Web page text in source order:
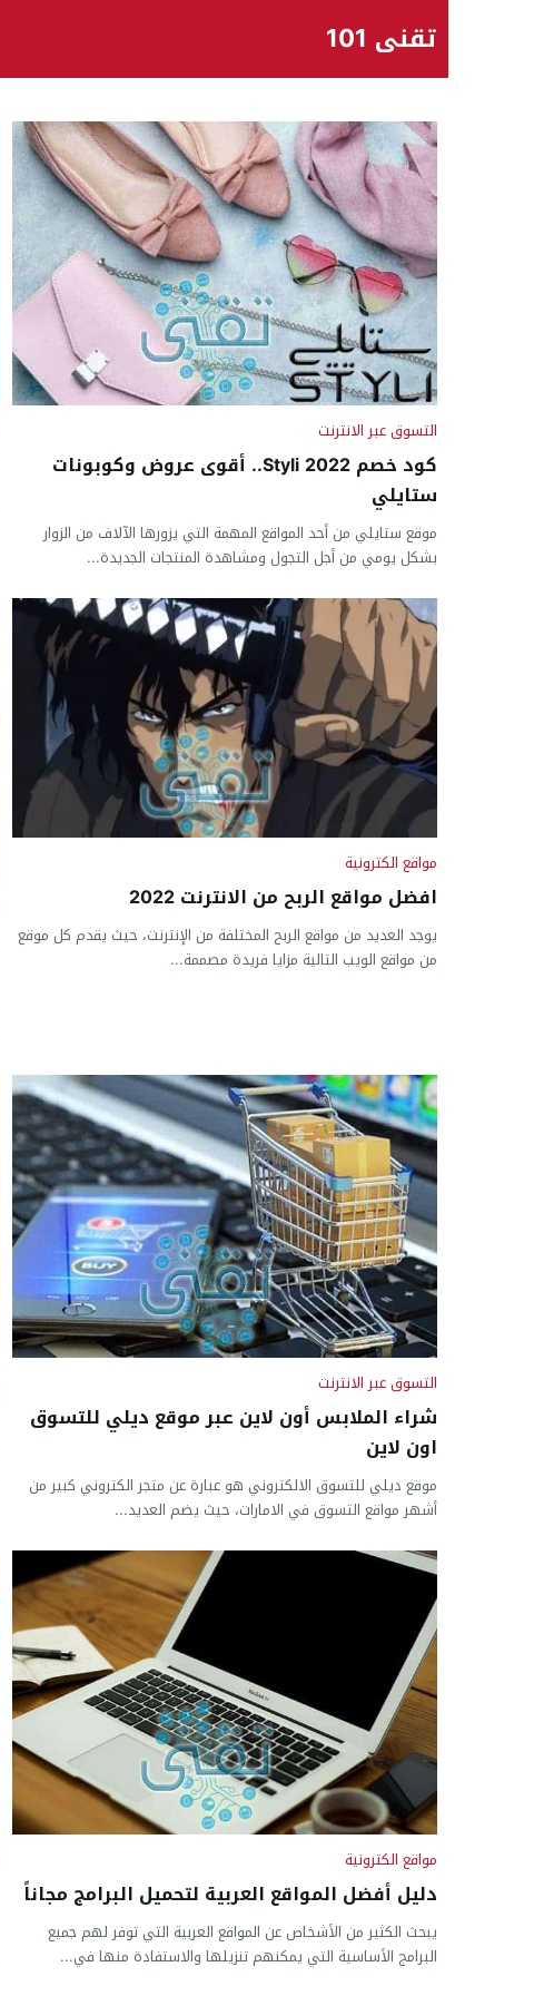
تقني 101
التسوق عبر الانترنت
كود خصم Styli 2022.. أقوى عروض وكوبونات
ستايلي
موقع ستايلي من أحد المواقع المهمة التي يزورها الآلاف من الزوار
بشكل يومي من أجل التجول ومشاهدة المنتجات الجديدة...
مواقع الكترونية
افضل مواقع الربح من الانترنت 2022
يوجد العديد من مواقع الربح المختلفة من الإنترنت، حيث يقدم كل موقع
من مواقع الويب التالية مزايا فريدة مصممة...
التسوق عبر الانترنت
شراء الملابس أون لاين عبر موقع ديلي للتسوق
اون لاين
موقع ديلي للتسوق الالكتروني هو عبارة عن متجر الكتروني كبير من
أشهر مواقع التسوق في الامارات، حيث يضم العديد...
مواقع الكترونية
دليل أفضل المواقع العربية لتحميل البرامج مجاناً
يبحث الكثير من الأشخاص عن المواقع العربية التي توفر لهم جميع
البرامج الأساسية التي يمكنهم تنزيلها والاستفادة منها في...